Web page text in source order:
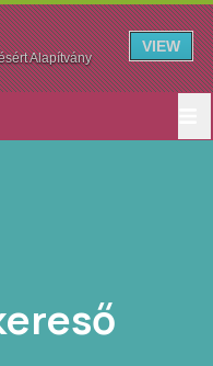
Alapítvány
VIEW